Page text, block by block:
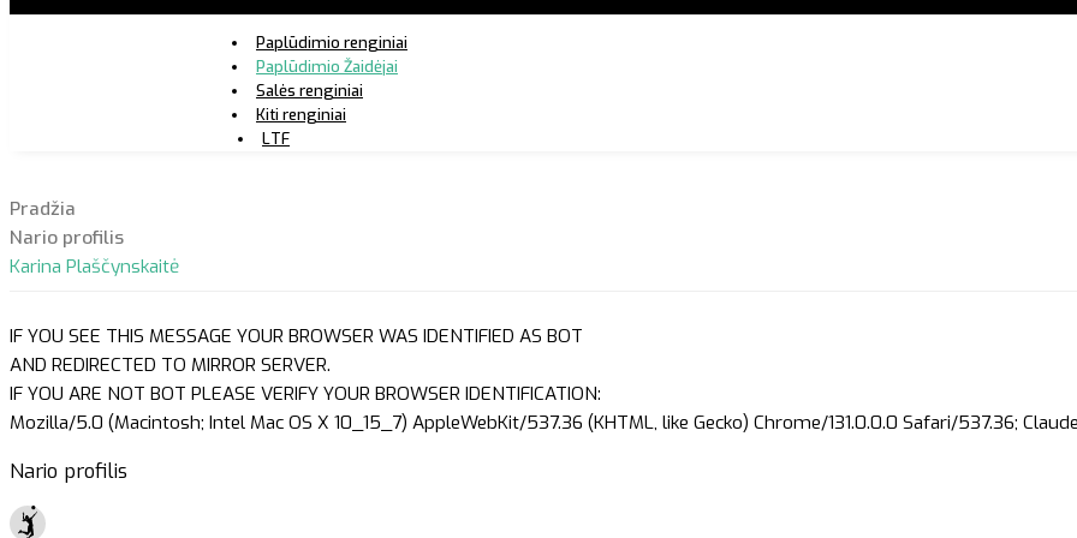
Paplūdimio renginiai
Paplūdimio Žaidėjai
Salės renginiai
Kiti renginiai
LTF
Pradžia
Nario profilis
Karina Plaščynskaitė
IF YOU SEE THIS MESSAGE YOUR BROWSER WAS IDENTIFIED AS BOT
AND REDIRECTED TO MIRROR SERVER.
IF YOU ARE NOT BOT PLEASE VERIFY YOUR BROWSER IDENTIFICATION:
Mozilla/5.0 (Macintosh; Intel Mac OS X 10_15_7) AppleWebKit/537.36 (KHTML, like Gecko) Chrome/131.0.0.0 Safari/537.36;
Nario profilis